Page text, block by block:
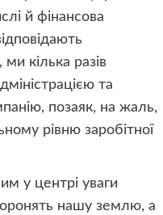
й фінансова
кілька разів
та
позаяк, на жаль,
рівню заробітної
у центрі уваги
нашу землю, а